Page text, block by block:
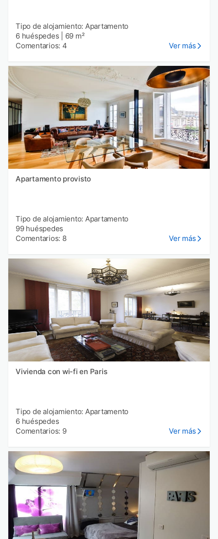
Tipo de alojamiento: Apartamento
6 huéspedes
69 m²
Comentarios: 4
Ver más
Apartamento provisto
Tipo de alojamiento: Apartamento
99 huéspedes
Comentarios: 8
Ver más
Vivienda con wi-fi en Paris
Tipo de alojamiento: Apartamento
6 huéspedes
Comentarios: 9
Ver más